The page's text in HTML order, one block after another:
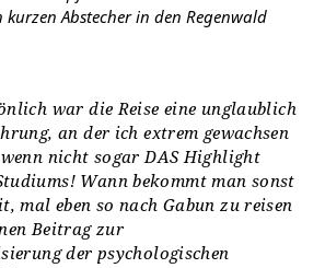
kurzen Abstecher in den Regenwald
war die Reise eine unglaublich
an der ich extrem gewachsen
nicht sogar DAS Highlight
Wann bekommt man sonst
mal eben so nach Gabun zu reisen
Beitrag zur
der psychologischen